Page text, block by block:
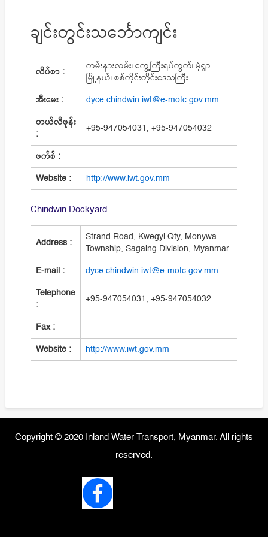
ချင်းတွင်းသင်္ဘောကျင်း
လိပ်စာ :
ကမ်းနားလမ်း၊ ကွေ့ကြီးရပ်ကွက်၊ မုံရွာ
မြို့နယ်၊ စစ်ကိုင်းတိုင်းဒေသကြီး
အီးမေး : dyce.chindwin.iwt@e-motc.gov.mm
တယ်လီဖုန်း
:
+95-947054031, +95-947054032
ဖက်စ် :
Website : http://www.iwt.gov.mm
Chindwin Dockyard
Address :
Strand Road, Kwegyi Qty, Monywa
Township, Sagaing Division, Myanmar
E-mail : dyce.chindwin.iwt@e-motc.gov.mm
Telephone
:
+95-947054031, +95-947054032
Fax :
Website : http://www.iwt.gov.mm
Copyright © 2020 Inland Water Transport, Myanmar. All rights
reserved.